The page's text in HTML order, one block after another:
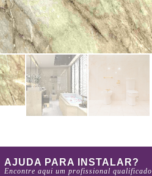
AJUDA PARA INSTALAR?
Encontre aqui um profissional qualificado